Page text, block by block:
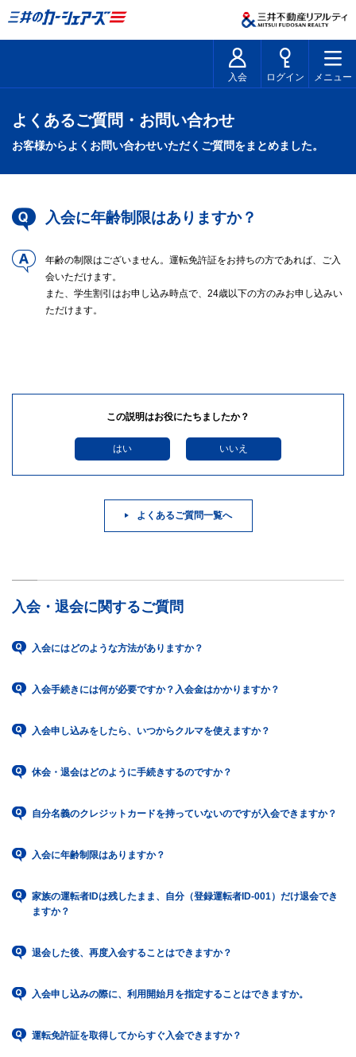
入会 ログイン メニュー
よくあるご質問・お問い合わせ
お客様からよくお問い合わせいただくご質問をまとめました。
入会に年齢制限はありますか？
年齢の制限はございません。運転免許証をお持ちの方であれば、ご入
会いただけます。
また、学生割引はお申し込み時点で、24歳以下の方のみお申し込みい
ただけます。
この説明はお役にたちましたか？
はい いいえ
よくあるご質問一覧へ
入会・退会に関するご質問
入会にはどのような方法がありますか？
入会手続きには何が必要ですか？入会金はかかりますか？
入会申し込みをしたら、いつからクルマを使えますか？
休会・退会はどのように手続きするのですか？
自分名義のクレジットカードを持っていないのですが入会できますか？
入会に年齢制限はありますか？
家族の運転者IDは残したまま、自分（登録運転者ID-001）だけ退会でき
ますか？
退会した後、再度入会することはできますか？
入会申し込みの際に、利用開始月を指定することはできますか。
運転免許証を取得してからすぐ入会できますか？